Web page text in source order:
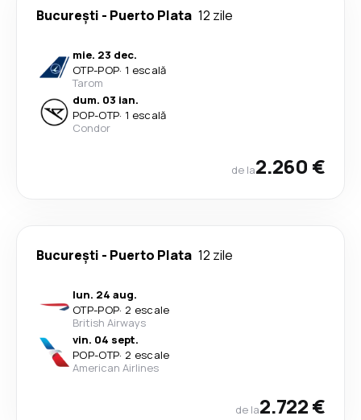
București - Puerto Plata 12 zile
mie. 23 dec.
OTP-POP· 1 escală
Tarom
dum. 03 ian.
POP-OTP· 1 escală
Condor
de la2.260 €
București - Puerto Plata 12 zile
lun. 24 aug.
OTP-POP· 2 escale
British Airways
vin. 04 sept.
POP-OTP· 2 escale
American Airlines
de la2.722 €